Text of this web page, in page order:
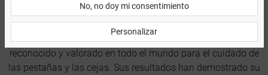
Nanolash Castor Oil es un aceite de ricino natural
reconocido y valorado en todo el mundo para el cuidado de
las pestañas y las cejas. Sus resultados han demostrado su
No, no doy mi consentimiento
Personalizar